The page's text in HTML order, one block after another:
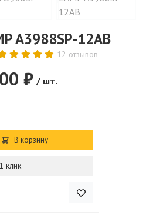
A3988SP-12AB
12 отзывов
₽ / шт.
В корзину
клик